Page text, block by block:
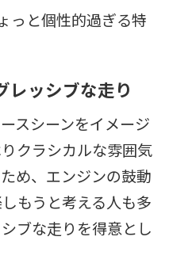
っと個性的過ぎる特
レッシブな走り
スシーンをイメージ
クラシカルな雰囲気
め、エンジンの鼓動
もうと考える人も多
ブな走りを得意とし